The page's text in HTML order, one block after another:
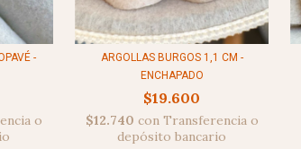
-
o
ARGOLLAS BURGOS 1,1 CM -
ENCHAPADO
$19.600
$12.740 con Transferencia o
depósito bancario